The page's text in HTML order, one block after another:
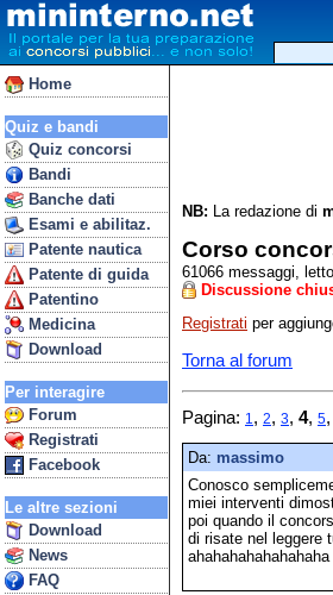
Home
Quiz e bandi
Quiz concorsi
Bandi
Banche dati
Esami e abilitaz.
Patente nautica
Patente di guida
Patentino
Medicina
Download
Per interagire
Forum
Registrati
Facebook
Le altre sezioni
Download
News
FAQ
NB: La redazione di
Corso
61066 messaggi,
Discussione
Registrati per
Torna al forum
Pagina: 1, 2, 3, 4, 5,
Da: massimo
Conosco
miei interventi
poi quando il
di risate nel leggere
ahahahahahahahaha